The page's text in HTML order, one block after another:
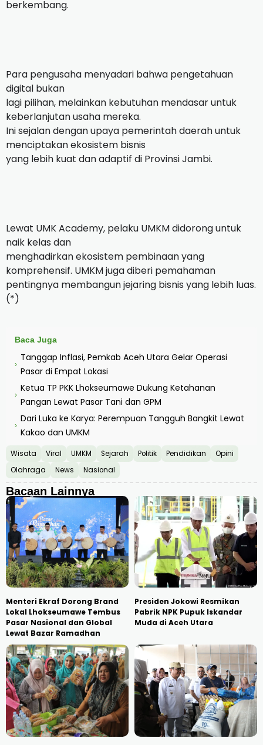
berkembang.
Para pengusaha menyadari bahwa pengetahuan
digital bukan
lagi pilihan, melainkan kebutuhan mendasar untuk
keberlanjutan usaha mereka.
Ini sejalan dengan upaya pemerintah daerah untuk
menciptakan ekosistem bisnis
yang lebih kuat dan adaptif di Provinsi Jambi.
Lewat UMK Academy, pelaku UMKM didorong untuk
naik kelas dan
menghadirkan ekosistem pembinaan yang
komprehensif. UMKM juga diberi pemahaman
pentingnya membangun jejaring bisnis yang lebih luas.
(*)
Baca Juga
›
Tanggap Inflasi, Pemkab Aceh Utara Gelar Operasi
Pasar di Empat Lokasi
›
Ketua TP PKK Lhokseumawe Dukung Ketahanan
Pangan Lewat Pasar Tani dan GPM
›
Dari Luka ke Karya: Perempuan Tangguh Bangkit Lewat
Kakao dan UMKM
Wisata Viral UMKM Sejarah Politik Pendidikan
Opini
Olahraga
News Nasional
Bacaan Lainnya
Menteri Ekraf Dorong Brand
Lokal Lhokseumawe Tembus
Pasar Nasional dan Global
Lewat Bazar Ramadhan
Presiden Jokowi Resmikan
Pabrik NPK Pupuk Iskandar
Muda di Aceh Utara